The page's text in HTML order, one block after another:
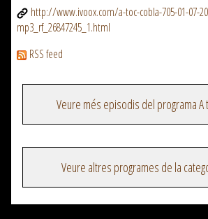
http://www.ivoox.com/a-toc-cobla-705-01-07-
mp3_rf_26847245_1.html
RSS feed
Veure més episodis del programa A
Veure altres programes de la